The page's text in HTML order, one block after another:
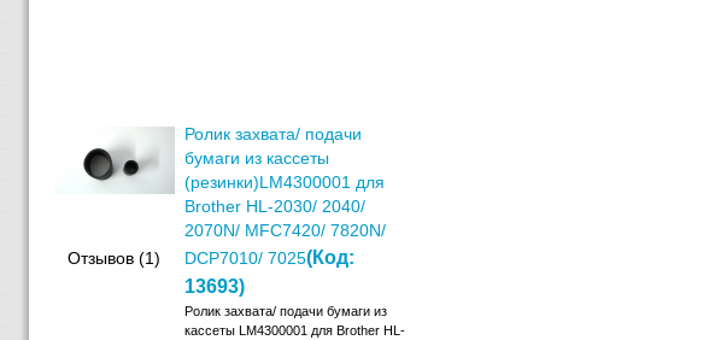
Отзывов (1)
Ролик захвата/ подачи
бумаги из кассеты
(резинки)LM4300001 для
Brother HL-2030/ 2040/
2070N/ MFC7420/ 7820N/
DCP7010/ 7025(Код:
13693)
Ролик захвата/ подачи бумаги из
кассеты LM4300001 для Brother HL-